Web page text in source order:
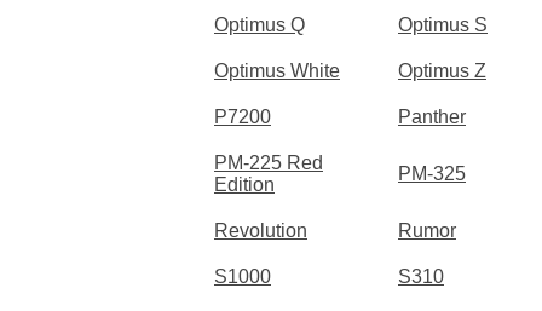
Optimus Q Optimus S
Optimus White Optimus Z
P7200 Panther
PM-225 Red
Edition
PM-325
Revolution Rumor
S1000 S310